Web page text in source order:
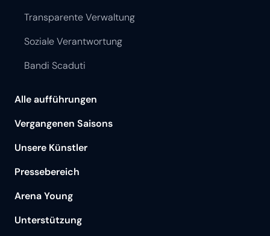
Transparente Verwaltung
Soziale Verantwortung
Bandi Scaduti
Alle aufführungen
Vergangenen Saisons
Unsere Künstler
Pressebereich
Arena Young
Unterstützung